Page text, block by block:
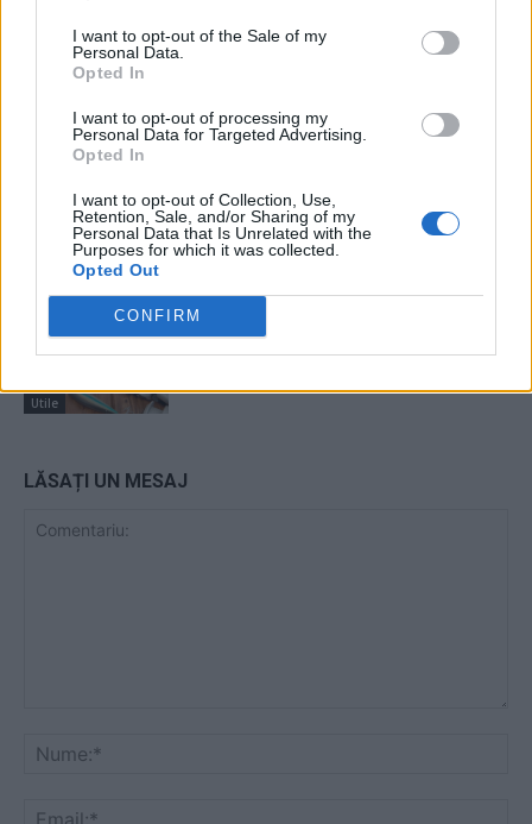
I want to opt-out of the Sale of my
Personal Data.
Opted In
I want to opt-out of processing my
Personal Data for Targeted Advertising.
Opted In
I want to opt-out of Collection, Use,
Retention, Sale, and/or Sharing of my
Personal Data that Is Unrelated with the
Purposes for which it was collected.
Opted Out
CONFIRM
bunăstarea fizică și emoțională a
seniorilor
7 lucruri pe care trebuie să le știi
despre uleiul de parafină
Utile
Nadă pentru concurs versus pescuit
recreativ: care sunt diferențele
LĂSAȚI UN MESAJ